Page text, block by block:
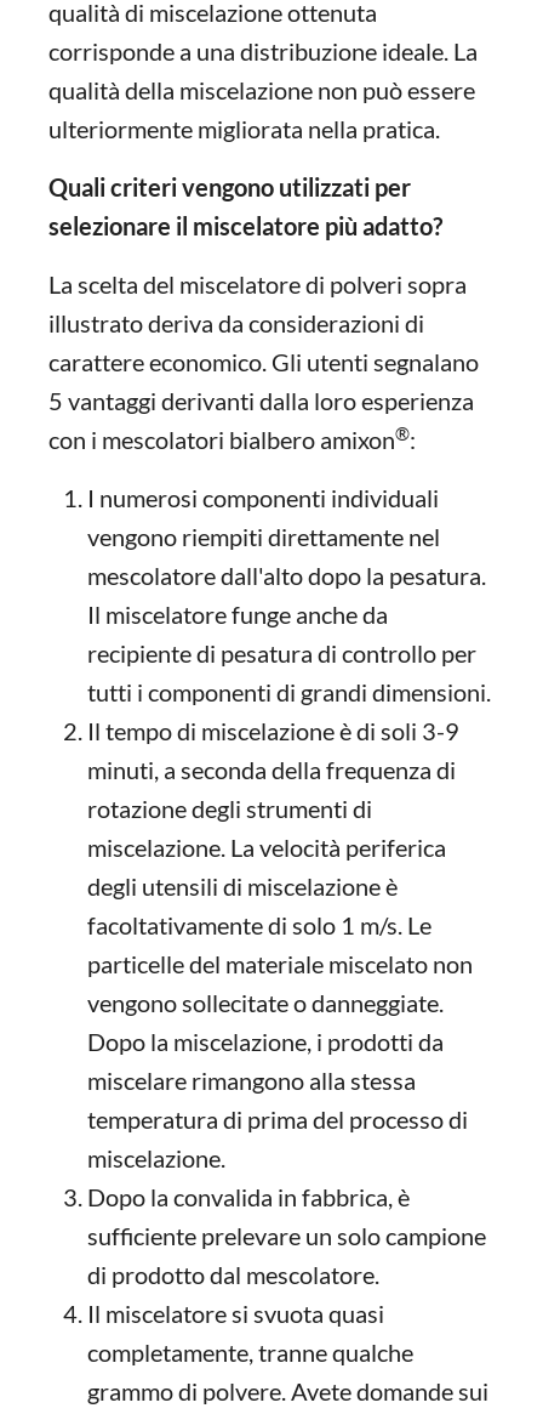
qualità di miscelazione ottenuta
corrisponde a una distribuzione ideale. La
qualità della miscelazione non può essere
ulteriormente migliorata nella pratica.
Quali criteri vengono utilizzati per
selezionare il miscelatore più adatto?
La scelta del miscelatore di polveri sopra
illustrato deriva da considerazioni di
carattere economico. Gli utenti segnalano
5 vantaggi derivanti dalla loro esperienza
con i mescolatori bialbero amixon®:
I numerosi componenti individuali
vengono riempiti direttamente nel
mescolatore dall'alto dopo la pesatura.
Il miscelatore funge anche da
recipiente di pesatura di controllo per
tutti i componenti di grandi dimensioni.
Il tempo di miscelazione è di soli 3-9
minuti, a seconda della frequenza di
rotazione degli strumenti di
miscelazione. La velocità periferica
degli utensili di miscelazione è
facoltativamente di solo 1 m/s. Le
particelle del materiale miscelato non
vengono sollecitate o danneggiate.
Dopo la miscelazione, i prodotti da
miscelare rimangono alla stessa
temperatura di prima del processo di
miscelazione.
Dopo la convalida in fabbrica, è
sufficiente prelevare un solo campione
di prodotto dal mescolatore.
Il miscelatore si svuota quasi
completamente, tranne qualche
grammo di polvere. Avete domande sui